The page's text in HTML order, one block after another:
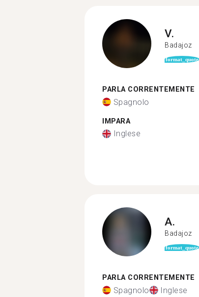
V.
Badajoz
format_quote
PARLA CORRENTEMENTE
Spagnolo
IMPARA
Inglese
A.
Badajoz
format_quote
PARLA CORRENTEMENTE
Spagnolo Inglese